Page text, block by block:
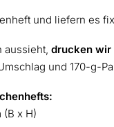
und liefern es
aussieht, drucken wir
und 170-g-
(B x H)